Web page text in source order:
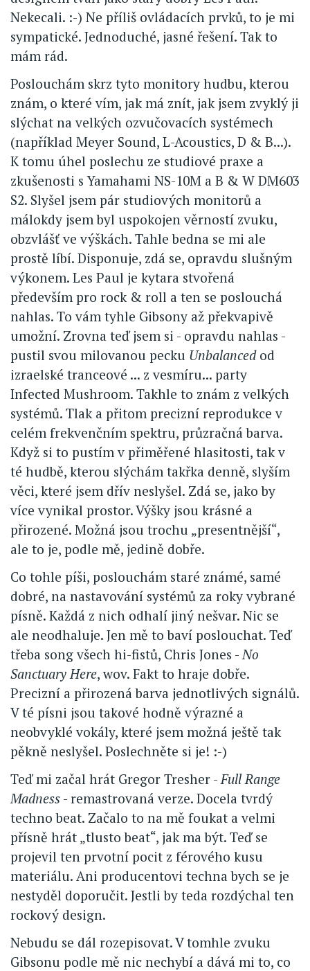
Nekecali. :-) Ne příliš ovládacích prvků, to je mi
sympatické. Jednoduché, jasné řešení. Tak to
mám rád.
Poslouchám skrz tyto monitory hudbu, kterou
znám, o které vím, jak má znít, jak jsem zvyklý ji
slýchat na velkých ozvučovacích systémech
(například Meyer Sound, L-Acoustics, D & B...).
K tomu úhel poslechu ze studiové praxe a
zkušenosti s Yamahami NS-10M a B & W DM603
S2. Slyšel jsem pár studiových monitorů a
málokdy jsem byl uspokojen věrností zvuku,
obzvlášť ve výškách. Tahle bedna se mi ale
prostě líbí. Disponuje, zdá se, opravdu slušným
výkonem. Les Paul je kytara stvořená
především pro rock & roll a ten se poslouchá
nahlas. To vám tyhle Gibsony až překvapivě
umožní. Zrovna teď jsem si - opravdu nahlas -
pustil svou milovanou pecku Unbalancedod
izraelské tranceové ... z vesmíru... party
Infected Mushroom. Takhle to znám z velkých
systémů. Tlak a přitom precizní reprodukce v
celém frekvenčním spektru, průzračná barva.
Když si to pustím v přiměřené hlasitosti, tak v
té hudbě, kterou slýchám takřka denně, slyším
věci, které jsem dřív neslyšel. Zdá se, jako by
více vynikal prostor. Výšky jsou krásné a
přirozené. Možná jsou trochu „presentnější“,
ale to je, podle mě, jedině dobře.
Co tohle píši, poslouchám staré známé, samé
dobré, na nastavování systémů za roky vybrané
písně. Každá z nich odhalí jiný nešvar. Nic se
ale neodhaluje. Jen mě to baví poslouchat. Teď
třeba song všech hi-fistů, Chris Jones - No
Sanctuary Here, wov. Fakt to hraje dobře.
Precizní a přirozená barva jednotlivých signálů.
V té písni jsou takové hodně výrazné a
neobvyklé vokály, které jsem možná ještě tak
pěkně neslyšel. Poslechněte si je! :-)
Teď mi začal hrát Gregor Tresher - Full Range
Madness - remastrovaná verze. Docela tvrdý
techno beat. Začalo to na mě foukat a velmi
přísně hrát „tlusto beat“, jak ma být. Teď se
projevil ten prvotní pocit z férového kusu
materiálu. Ani producentovi techna bych se je
nestyděl doporučit. Jestli by teda rozdýchal ten
rockový design.
Nebudu se dál rozepisovat. V tomhle zvuku
Gibsonu podle mě nic nechybí a dává mi to, co